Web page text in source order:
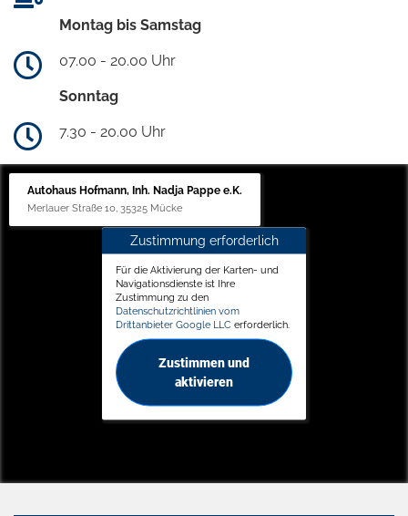
Montag bis Samstag
07.00 - 20.00 Uhr
Sonntag
7.30 - 20.00 Uhr
Autohaus Hofmann, Inh. Nadja Pappe e.K.
Merlauer Straße 10, 35325 Mücke
Zustimmung erforderlich
Für die Aktivierung der Karten- und
Navigationsdienste ist Ihre
Zustimmung zu den
Datenschutzrichtlinien vom
Drittanbieter Google LLC erforderlich.
Zustimmen und
aktivieren